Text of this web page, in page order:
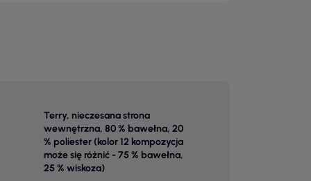
Terry, nieczesana strona
wewnętrzna, 80 % bawełna, 20
% poliester (kolor 12 kompozycja
może się różnić - 75 % bawełna,
25 % wiskoza)